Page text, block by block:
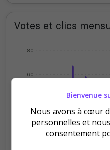
Votes et clics
20
60
80
Bienvenue
Nous avons à cœur
personnelles et
consentement